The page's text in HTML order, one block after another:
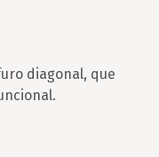
diagonal, que